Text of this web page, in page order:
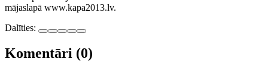
mājaslapā www.kapa2013.lv.
Dalīties:
Komentāri (0)